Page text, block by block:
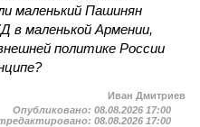
маленький Пашинян
маленькой Армении,
политике России
Иван Дмитриев
Опубликовано: 08.08.2026 17:00
08.08.2026 17:00